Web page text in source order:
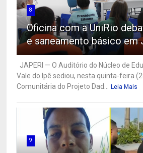
8
Oficina com a UniRio
e saneamento básico em
JAPERI — O Auditório do Núcleo de
Vale do Ipê sediou, nesta quinta-feira
Comunitária do Projeto Dad...
Leia Mais
9